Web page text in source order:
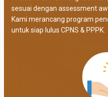
sesuai dengan assessment
Kami merancang program
untuk siap lulus CPNS & PPPK.